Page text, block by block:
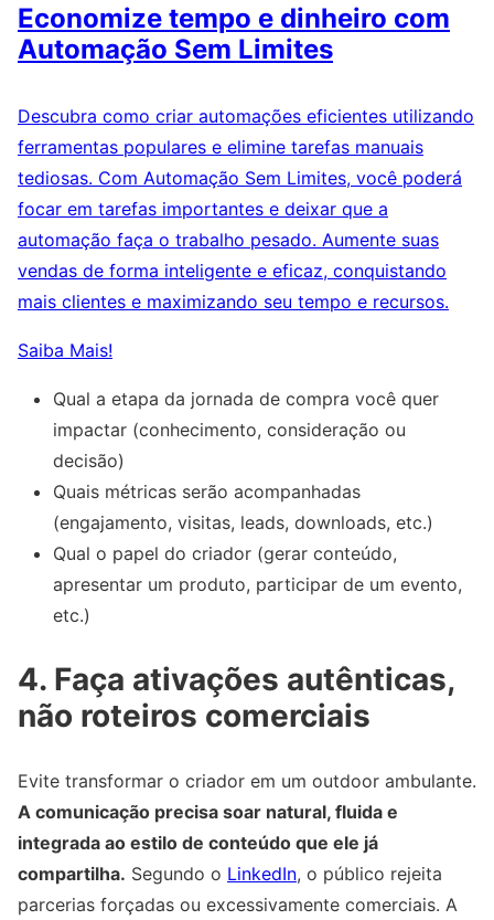
Economize tempo e dinheiro com
Automação Sem Limites
Descubra como criar automações eficientes utilizando
ferramentas populares e elimine tarefas manuais
tediosas. Com Automação Sem Limites, você poderá
focar em tarefas importantes e deixar que a
automação faça o trabalho pesado. Aumente suas
vendas de forma inteligente e eficaz, conquistando
mais clientes e maximizando seu tempo e recursos.
Saiba Mais!
Qual a etapa da jornada de compra você quer
impactar (conhecimento, consideração ou
decisão)
Quais métricas serão acompanhadas
(engajamento, visitas, leads, downloads, etc.)
Qual o papel do criador (gerar conteúdo,
apresentar um produto, participar de um evento,
etc.)
4. Faça ativações autênticas,
não roteiros comerciais
Evite transformar o criador em um outdoor ambulante.
A comunicação precisa soar natural, fluida e
integrada ao estilo de conteúdo que ele já
compartilha. Segundo o LinkedIn, o público rejeita
parcerias forçadas ou excessivamente comerciais. A